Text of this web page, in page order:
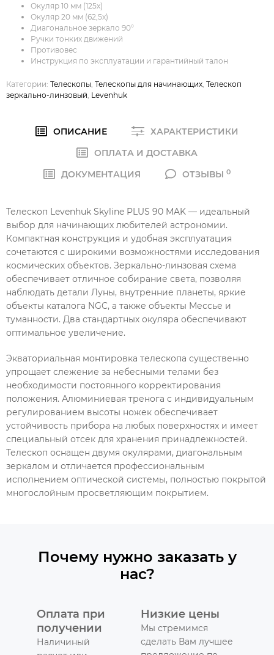
Окуляр 10 мм (125х)
Окуляр 20 мм (62,5х)
Диагональное зеркало 90°
Ручки тонких движений
Противовес
Инструкция по эксплуатации и гарантийный талон
Категории: Телескопы Телескопы для начинающих Телескоп
зеркально-линзовый Levenhuk
ОПИСАНИЕ
ХАРАКТЕРИСТИКИ
ОПЛАТА И ДОСТАВКА
ДОКУМЕНТАЦИЯ
ОТЗЫВЫ0
Телескоп Levenhuk Skyline PLUS 90 MAK — идеальный
выбор для начинающих любителей астрономии.
Компактная конструкция и удобная эксплуатация
сочетаются с широкими возможностями исследования
космических объектов. Зеркально-линзовая схема
обеспечивает отличное собирание света, позволяя
наблюдать детали Луны, внутренние планеты, яркие
объекты каталога NGC, а также объекты Мессье и
туманности. Два стандартных окуляра обеспечивают
оптимальное увеличение.
Экваториальная монтировка телескопа существенно
упрощает слежение за небесными телами без
необходимости постоянного корректирования
положения. Алюминиевая тренога с индивидуальным
регулированием высоты ножек обеспечивает
устойчивость прибора на любых поверхностях и имеет
специальный отсек для хранения принадлежностей.
Телескоп оснащен двумя окулярами, диагональным
зеркалом и отличается профессиональным
исполнением оптической системы, полностью покрытой
многослойным просветляющим покрытием.
Почему нужно заказать у
нас?
Оплата при
получении
Наличиный
Низкие цены
Мы стремимся
сделать Вам лучшее